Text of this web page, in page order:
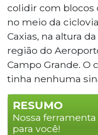
colidir com blocos
no meio da
Caxias, na altura
região do
Campo Grande. O
tinha nenhuma
RESUMO
Nossa
para você!